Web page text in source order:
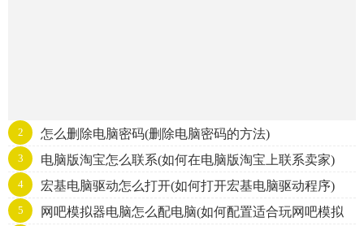
2 怎么删除电脑密码(删除电脑密码的方法)
3 电脑版淘宝怎么联系(如何在电脑版淘宝上联系卖家)
4 宏基电脑驱动怎么打开(如何打开宏基电脑驱动程序)
5
网吧模拟器电脑怎么配电脑(如何配置适合玩网吧模拟